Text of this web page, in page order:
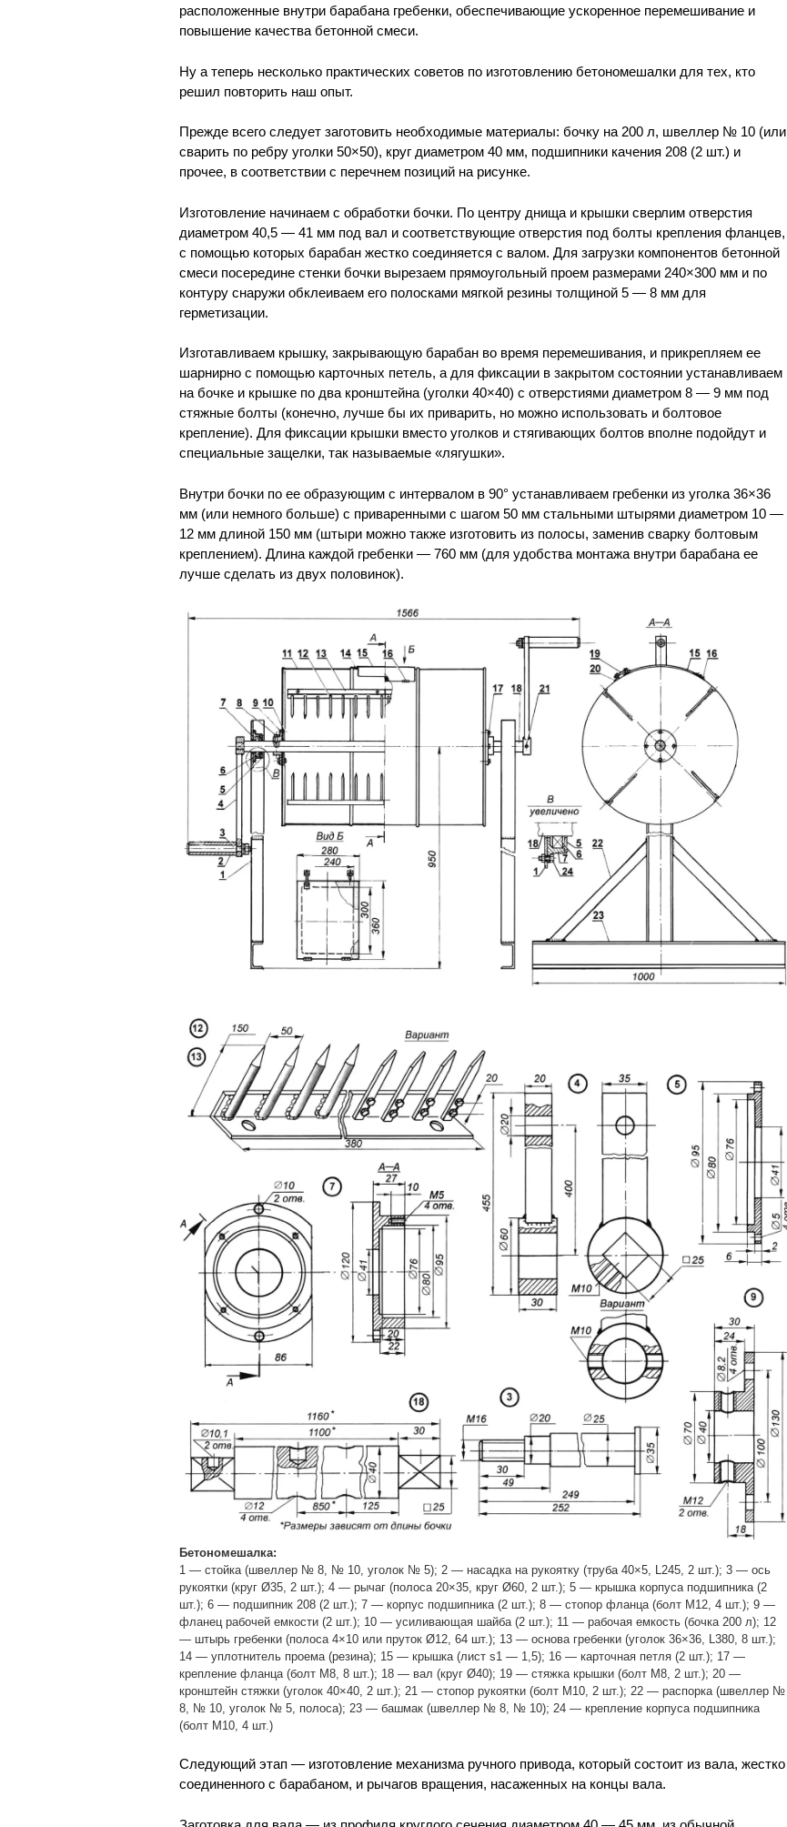
расположенные внутри барабана гребенки, обеспечивающие ускоренное перемешивание и
повышение качества бетонной смеси.
Ну а теперь несколько практических советов по изготовлению бетономешалки для тех, кто
решил повторить наш опыт.
Прежде всего следует заготовить необходимые материалы: бочку на 200 л, швеллер № 10 (или
сварить по ребру уголки 50×50), круг диаметром 40 мм, подшипники качения 208 (2 шт.) и
прочее, в соответствии с перечнем позиций на рисунке.
Изготовление начинаем с обработки бочки. По центру днища и крышки сверлим отверстия
диаметром 40,5 — 41 мм под вал и соответствующие отверстия под болты крепления фланцев,
с помощью которых барабан жестко соединяется с валом. Для загрузки компонентов бетонной
смеси посередине стенки бочки вырезаем прямоугольный проем размерами 240×300 мм и по
контуру снаружи обклеиваем его полосками мягкой резины толщиной 5 — 8 мм для
герметизации.
Изготавливаем крышку, закрывающую барабан во время перемешивания, и прикрепляем ее
шарнирно с помощью карточных петель, а для фиксации в закрытом состоянии устанавливаем
на бочке и крышке по два кронштейна (уголки 40×40) с отверстиями диаметром 8 — 9 мм под
стяжные болты (конечно, лучше бы их приварить, но можно использовать и болтовое
крепление). Для фиксации крышки вместо уголков и стягивающих болтов вполне подойдут и
специальные защелки, так называемые «лягушки».
Внутри бочки по ее образующим с интервалом в 90° устанавливаем гребенки из уголка 36×36
мм (или немного больше) с приваренными с шагом 50 мм стальными штырями диаметром 10 —
12 мм длиной 150 мм (штыри можно также изготовить из полосы, заменив сварку болтовым
креплением). Длина каждой гребенки — 760 мм (для удобства монтажа внутри барабана ее
лучше сделать из двух половинок).
Бетономешалка:
1 — стойка (швеллер № 8, № 10, уголок № 5); 2 — насадка на рукоятку (труба 40×5, L245, 2 шт.); 3 — ось
рукоятки (круг Ø35, 2 шт.); 4 — рычаг (полоса 20×35, круг Ø60, 2 шт.); 5 — крышка корпуса подшипника (2
шт.); 6 — подшипник 208 (2 шт.); 7 — корпус подшипника (2 шт.); 8 — стопор фланца (болт M12, 4 шт.); 9 —
фланец рабочей емкости (2 шт.); 10 — усиливающая шайба (2 шт.); 11 — рабочая емкость (бочка 200 л); 12
— штырь гребенки (полоса 4×10 или пруток Ø12, 64 шт.); 13 — основа гребенки (уголок 36×36, L380, 8 шт.);
14 — уплотнитель проема (резина); 15 — крышка (лист s1 — 1,5); 16 — карточная петля (2 шт.); 17 —
крепление фланца (болт М8, 8 шт.); 18 — вал (круг Ø40); 19 — стяжка крышки (болт М8, 2 шт.); 20 —
кронштейн стяжки (уголок 40×40, 2 шт.); 21 — стопор рукоятки (болт М10, 2 шт.); 22 — распорка (швеллер №
8, № 10, уголок № 5, полоса); 23 — башмак (швеллер № 8, № 10); 24 — крепление корпуса подшипника
(болт М10, 4 шт.)
Следующий этап — изготовление механизма ручного привода, который состоит из вала, жестко
соединенного с барабаном, и рычагов вращения, насаженных на концы вала.